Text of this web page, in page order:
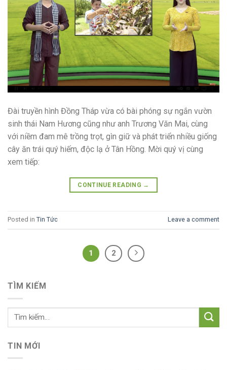
Đài truyền hình Đồng Tháp vừa có bài phóng sự ngắn vườn
sinh thái Nam Hương cũng như anh Trương Văn Mai, cùng
với niềm đam mê trồng trọt, gìn giữ và phát triển nhiều giống
cây ăn trái quý hiếm, độc lạ ở Tân Hồng. Mời quý vị cùng
xem tiếp:
CONTINUE READING →
Posted in Tin Tức Leave a comment
1 2
TÌM KIẾM
TIN MỚI